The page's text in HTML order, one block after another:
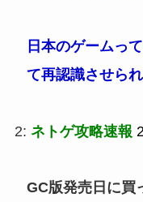
日本のゲームっ
て再認識させら
2: ネトゲ攻略速報
GC版発売日に買